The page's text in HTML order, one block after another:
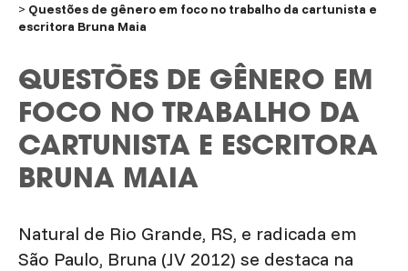
Questões de gênero em foco no trabalho da cartunista e
escritora Bruna Maia
QUESTÕES DE GÊNERO EM
FOCO NO TRABALHO DA
CARTUNISTA E ESCRITORA
BRUNA MAIA
Natural de Rio Grande, RS, e radicada em
São Paulo, Bruna (JV 2012) se destaca na